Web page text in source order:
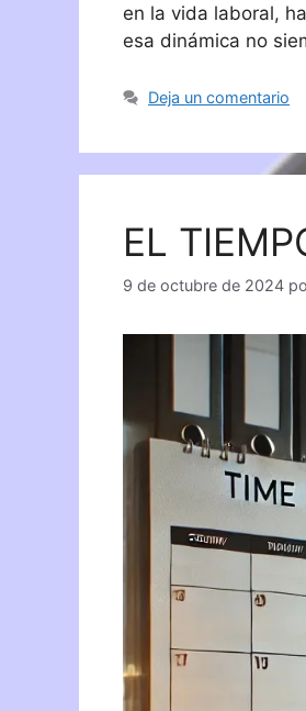
en la vida laboral,
esa dinámica no
Deja un comentario
EL
9 de octubre de 2024